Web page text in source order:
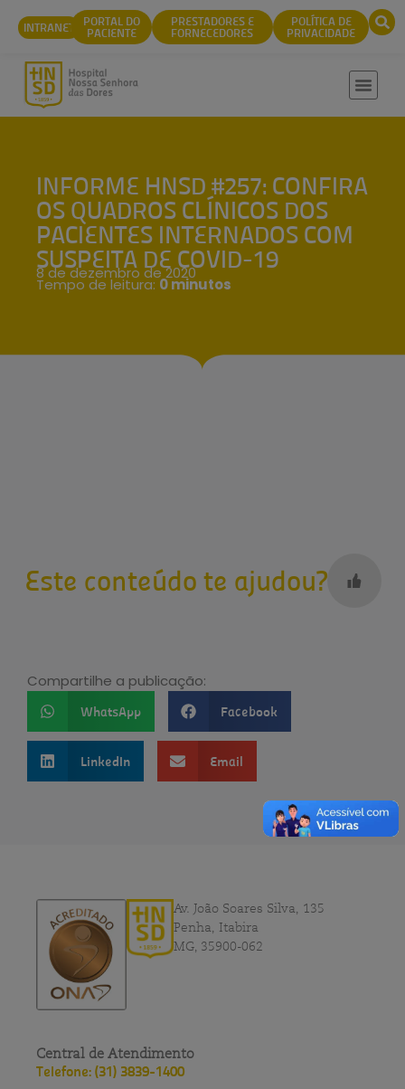
conteúdo
INTRANET PORTAL DO
PACIENTE
PRESTADORES E
FORNECEDORES
POLÍTICA DE
PRIVACIDADE
INFORME HNSD #257: CONFIRA
OS QUADROS CLÍNICOS DOS
PACIENTES INTERNADOS COM
SUSPEITA DE COVID-19
8 de dezembro de 2020
Tempo de leitura: 0 minutos
Este conteúdo te ajudou?
Compartilhe a publicação:
WhatsApp Facebook
LinkedIn Email
Av. João Soares Silva, 135
Penha, Itabira
MG, 35900-062
Central de Atendimento
Telefone: (31) 3839-1400